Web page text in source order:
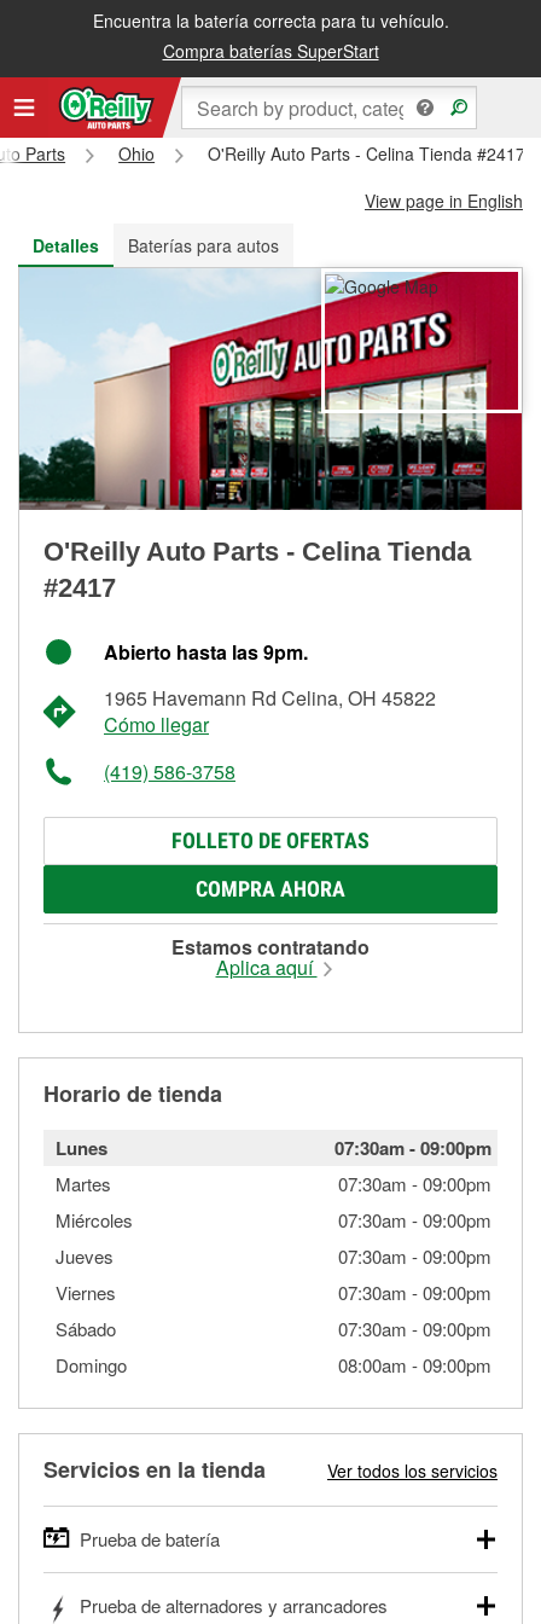
Encuentra la batería correcta para tu vehículo.
Compra baterías SuperStart
Recibe tu orden gratis al día siguiente o recógela en la tienda
Parts Ohio
O'Reilly Auto Parts - Celina Tienda #2417
View page in English
Detalles
Baterías para autos
O'Reilly Auto Parts - Celina Tienda
#2417
Abierto hasta las 9pm.
1965 Havemann Rd Celina, OH 45822
Cómo llegar
(419) 586-3758
FOLLETO DE OFERTAS
COMPRA AHORA
Estamos contratando
Aplica aquí
Horario de tienda
Lunes 07:30am-09:00pm
Martes 07:30am -09:00pm
Miércoles
07:30am -09:00pm
Jueves
07:30am -09:00pm
Viernes
07:30am -09:00pm
Sábado
07:30am -09:00pm
Domingo
08:00am -09:00pm
Servicios en la tienda Ver todos los servicios
Prueba de batería
autos, camionetas, SUVs, vehículos comerciales y
Prueba de alternadores y arrancadores